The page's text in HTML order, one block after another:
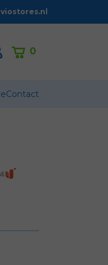
0
Contact